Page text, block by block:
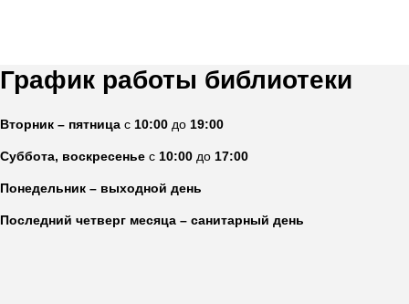
График работы библиотеки
Вторник – пятница с 10:00 до 19:00
Суббота, воскресенье с 10:00 до 17:00
Понедельник – выходной день
Последний четверг месяца – санитарный день